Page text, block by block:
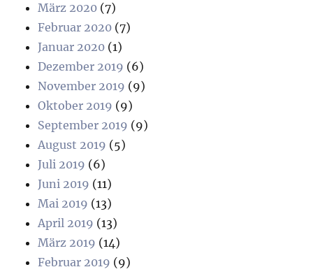
März 2020 (7)
Februar 2020 (7)
Januar 2020 (1)
Dezember 2019 (6)
November 2019 (9)
Oktober 2019 (9)
September 2019 (9)
August 2019 (5)
Juli 2019 (6)
Juni 2019 (11)
Mai 2019 (13)
April 2019 (13)
März 2019 (14)
Februar 2019 (9)